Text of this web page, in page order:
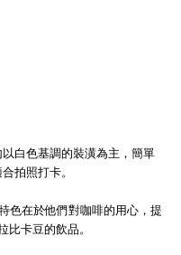
白色基調的裝潢為主，簡單
拍照打卡。
色在於他們對咖啡的用心，提
比卡豆的飲品。